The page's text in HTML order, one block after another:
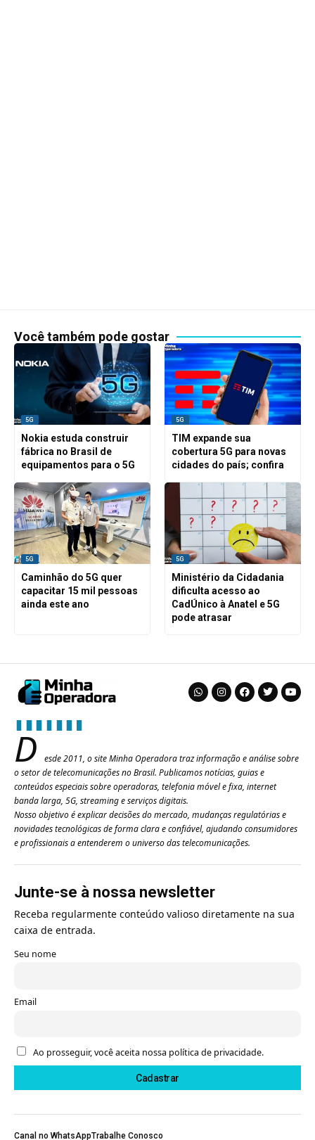
Você também pode gostar
5G
Nokia estuda construir
fábrica no Brasil de
equipamentos para o 5G
5G
TIM expande sua
cobertura 5G para novas
cidades do país; confira
5G
Caminhão do 5G quer
capacitar 15 mil pessoas
ainda este ano
5G
Ministério da Cidadania
dificulta acesso ao
CadÚnico à Anatel e 5G
pode atrasar
D
esde 2011, o site Minha Operadora traz informação e análise sobre
o setor de telecomunicações no Brasil. Publicamos notícias, guias e
conteúdos especiais sobre operadoras, telefonia móvel e fixa, internet
banda larga, 5G, streaming e serviços digitais.
Nosso objetivo é explicar decisões do mercado, mudanças regulatórias e
novidades tecnológicas de forma clara e confiável, ajudando consumidores
e profissionais a entenderem o universo das telecomunicações.
Junte-se à nossa newsletter
Receba regularmente conteúdo valioso diretamente na sua
caixa de entrada.
Seu nome
Email
Ao prosseguir, você aceita nossa política de privacidade.
Canal no WhatsAppTrabalhe Conosco